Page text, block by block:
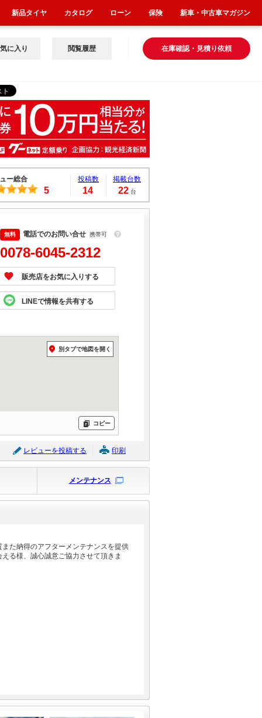
在庫確認・見積り依頼
に入り 閲覧履歴
ー総合
5
投稿数
14
掲載台数
22 台
電話でのお問い合せ 携帯可 ？
0078-6045-2312
販売店をお気に入りする
LINEで情報を共有する
別タブで地図を開く
コピー
レビューを投稿する 印刷
メンテナンス
た納得のアフターメンテナンスを提供
る様、誠心誠意ご協力させて頂きま
新品タイヤ カタログ ローン 保険 新車・中古車マガジン